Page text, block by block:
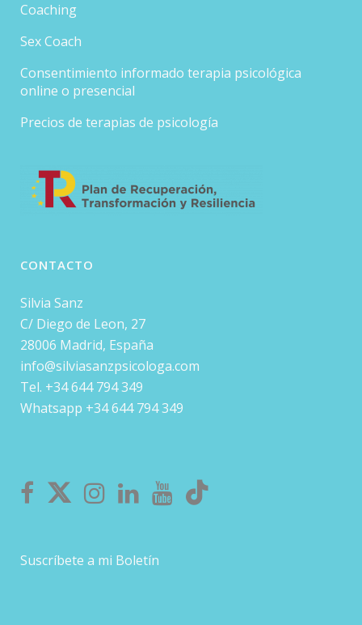
Coaching
Sex Coach
Consentimiento informado terapia psicológica
online o presencial
Precios de terapias de psicología
CONTACTO
Silvia Sanz
C/ Diego de Leon, 27
28006 Madrid, España
info@silviasanzpsicologa.com
Tel. +34 644 794 349
Whatsapp +34 644 794 349
Suscríbete a mi Boletín